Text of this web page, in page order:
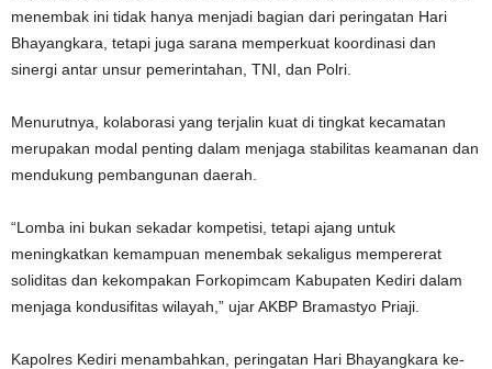
menembak ini tidak hanya menjadi bagian dari peringatan Hari
Bhayangkara, tetapi juga sarana memperkuat koordinasi dan
sinergi antar unsur pemerintahan, TNI, dan Polri.
Menurutnya, kolaborasi yang terjalin kuat di tingkat kecamatan
merupakan modal penting dalam menjaga stabilitas keamanan dan
mendukung pembangunan daerah.
“Lomba ini bukan sekadar kompetisi, tetapi ajang untuk
meningkatkan kemampuan menembak sekaligus mempererat
soliditas dan kekompakan Forkopimcam Kabupaten Kediri dalam
menjaga kondusifitas wilayah,” ujar AKBP Bramastyo Priaji.
Kapolres Kediri menambahkan, peringatan Hari Bhayangkara ke-